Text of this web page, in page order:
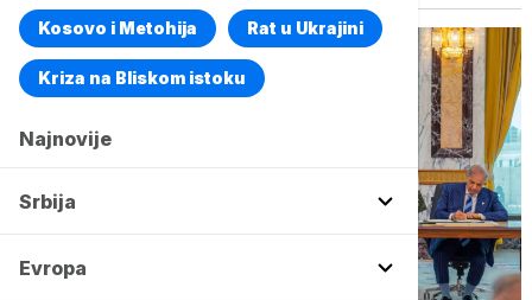
Kosovo i Metohija Rat u Ukrajini
Kriza na Bliskom istoku
Najnovije
Srbija
Evropa